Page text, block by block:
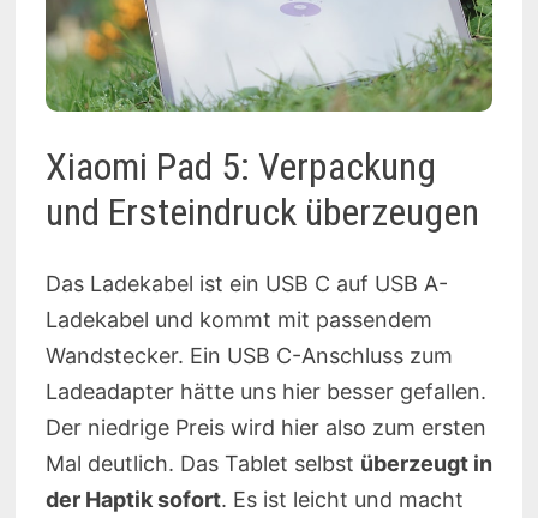
Xiaomi Pad 5: Verpackung
und Ersteindruck überzeugen
Das Ladekabel ist ein USB C auf USB A-
Ladekabel und kommt mit passendem
Wandstecker. Ein USB C-Anschluss zum
Ladeadapter hätte uns hier besser gefallen.
Der niedrige Preis wird hier also zum ersten
Mal deutlich. Das Tablet selbst überzeugt in
der Haptik sofort. Es ist leicht und macht